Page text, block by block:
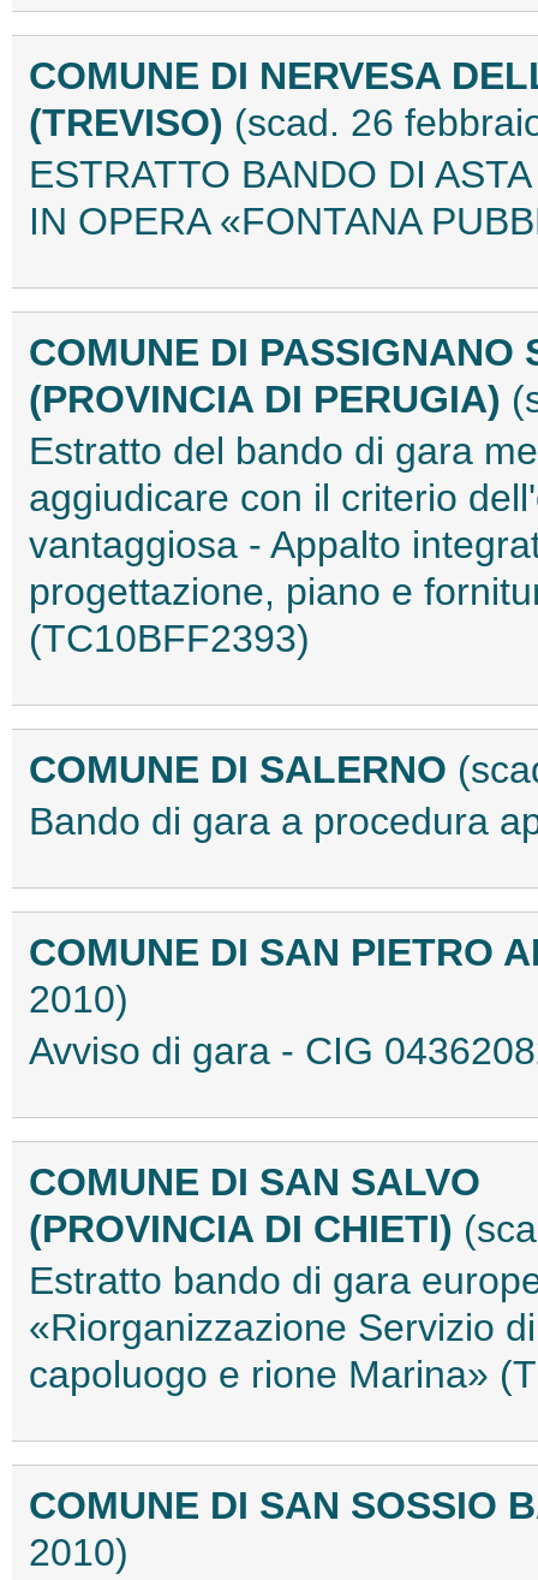
COMUNE DI NERVESA
(TREVISO) (scad. 26
ESTRATTO BANDO DI
IN OPERA «FONTANA
COMUNE DI PASSIGNANO
(PROVINCIA DI PERUGIA)
Estratto del bando di gara
aggiudicare con il criterio
vantaggiosa - Appalto
progettazione, piano e
(TC10BFF2393)
COMUNE DI SALERNO
Bando di gara a procedura
COMUNE DI SAN PIETRO
2010)
Avviso di gara - CIG
COMUNE DI SAN SALVO
(PROVINCIA DI CHIETI)
Estratto bando di gara
«Riorganizzazione Servizio
capoluogo e rione Marina»
COMUNE DI SAN SOSSIO
2010)